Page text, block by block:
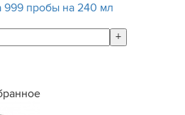
999 пробы на 240 мл
+